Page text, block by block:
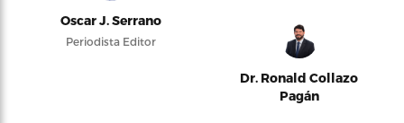
Oscar J. Serrano
Periodista Editor
Dr. Ronald Collazo
Pagán